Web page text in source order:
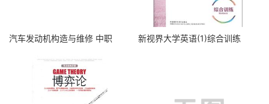
汽车发动机构造与维修 中职 新视界大学英语(1)综合训练